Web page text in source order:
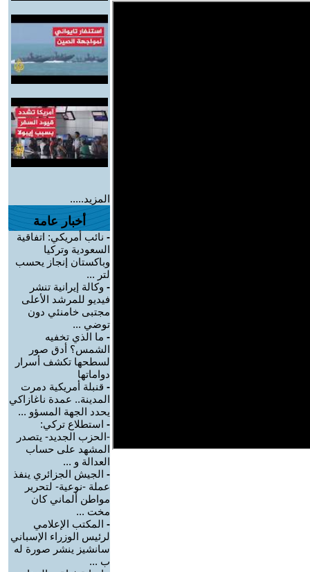
المزيد.....
أخبار عامة
- نائب أمريكي: اتفاقية
السعودية وتركيا
وباكستان إنجاز يحسب
لتر ...
- وكالة إيرانية تنشر
فيديو للمرشد الأعلى
مجتبى خامنئي دون
توضي ...
- ما الذي تخفيه
الشمس؟ أدق صور
لسطحها تكشف أسرار
دواماتها
- قنبلة أمريكية دمرت
المدينة.. عمدة ناغازاكي
يحدد الجهة المسؤو ...
- استطلاع تركي:
-الحزب الجديد- يتصدر
المشهد على حساب
العدالة و ...
- الجيش الجزائري ينفذ
عملة -نوعية- لتحرير
مواطن ألماني كان
مخت ...
- المكتب الإعلامي
لرئيس الوزراء الإسباني
سانشيز ينشر صورة له
ب ...